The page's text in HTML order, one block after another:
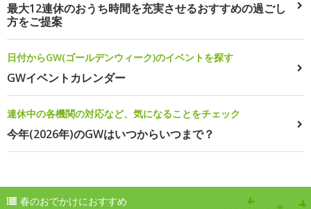
最大12連休のおうち時間を充実させるおすすめの過ごし
方をご提案
日付からGW(ゴールデンウィーク)のイベントを探す
GWイベントカレンダー
連休中の各機関の対応など、気になることをチェック
今年(2026年)のGWはいつからいつまで？
春のおでかけにおすすめ